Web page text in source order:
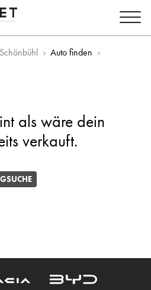
Auto finden
als wäre dein
verkauft.